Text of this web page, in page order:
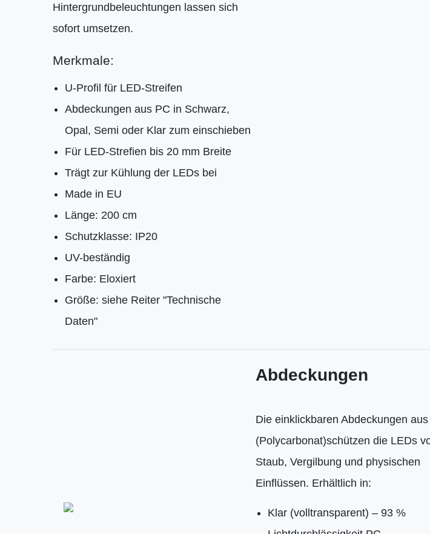
Hintergrundbeleuchtungen lassen sich
sofort umsetzen.
Merkmale:
U-Profil für LED-Streifen
Abdeckungen aus PC in Schwarz,
Opal, Semi oder Klar zum einschieben
Für LED-Strefien bis 20 mm Breite
Trägt zur Kühlung der LEDs bei
Made in EU
Länge: 200 cm
Schutzklasse: IP20
UV-beständig
Farbe: Eloxiert
Größe: siehe Reiter "Technische
Daten"
Abdeckungen
Die einklickbaren Abdeckungen
(Polycarbonat)schützen die LEDs
Staub, Vergilbung und physischen
Einflüssen. Erhältlich in:
Klar (volltransparent) – 93 %